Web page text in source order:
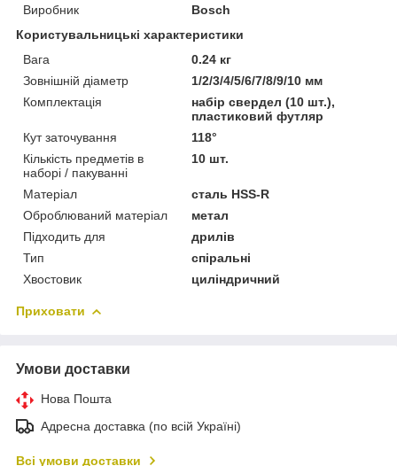
Виробник
Bosch
Користувальницькі характеристики
Вага
0.24 кг
Зовнішній діаметр
1/2/3/4/5/6/7/8/9/10 мм
Комплектація
набір свердел (10 шт.),
пластиковий футляр
Кут заточування
118°
Кількість предметів в
наборі / пакуванні
10 шт.
Матеріал
сталь HSS-R
Оброблюваний матеріал
метал
Підходить для
дрилів
Тип
спіральні
Хвостовик
циліндричний
Приховати
Умови доставки
Нова Пошта
Адресна доставка (по всій Україні)
Всі умови доставки